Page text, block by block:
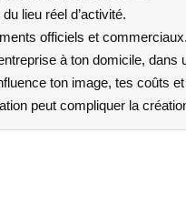
lieu réel d’activité.
officiels et commerciaux.
à ton domicile,
ton image, tes coûts
peut compliquer la